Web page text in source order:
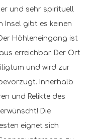
und sehr spirituell
Insel gibt es keinen
Höhleneingang ist
erreichbar. Der Ort
und wird zur
Innerhalb
und Relikte des
Die
eignet sich